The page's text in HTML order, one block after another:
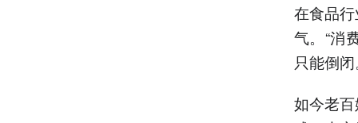
在食品
气。“消
只能倒
如今老